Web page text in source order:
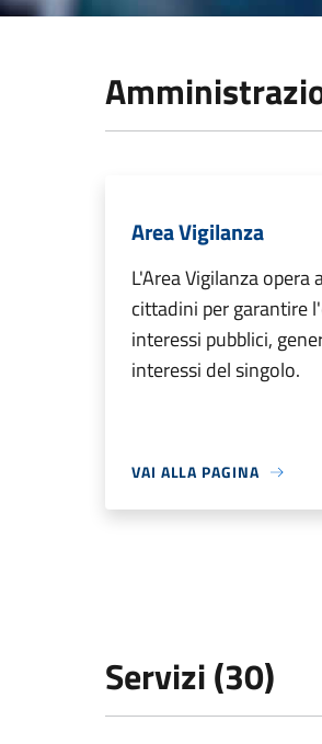
Area Vigilanza
L'Area Vigilanza opera
cittadini per garantire
interessi pubblici,
interessi del singolo.
VAI ALLA PAGINA
Servizi (30)